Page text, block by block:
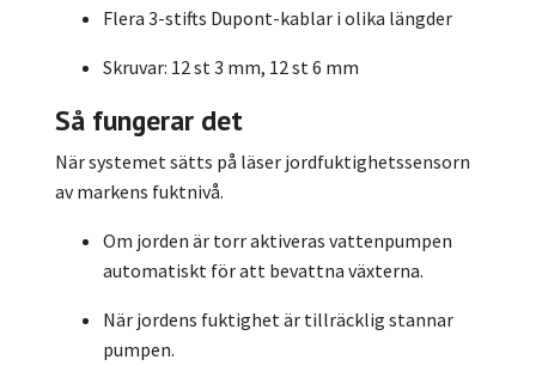
Flera 3-stifts Dupont-kablar i olika längder
Skruvar: 12 st 3 mm, 12 st 6 mm
Så fungerar det
När systemet sätts på läser jordfuktighetssensorn
av markens fuktnivå.
Om jorden är torr aktiveras vattenpumpen
automatiskt för att bevattna växterna.
När jordens fuktighet är tillräcklig stannar
pumpen.